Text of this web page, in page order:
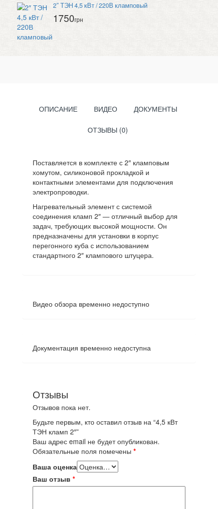
2″ ТЭН 4,5 кВт / 220В кламповый
1750грн
ОПИСАНИЕ ВИДЕО ДОКУМЕНТЫ
ОТЗЫВЫ (0)
Поставляется в комплекте с 2″ кламповым
хомутом, силиконовой прокладкой и
контактными элементами для подключения
электропроводки.
Нагревательный элемент с системой
соединения кламп 2″ — отличный выбор для
задач, требующих высокой мощности. Он
предназначены для установки в корпус
перегонного куба с использованием
стандартного 2″ клампового штуцера.
Видео обзора временно недоступно
Документация временно недоступна
Отзывы
Отзывов пока нет.
Будьте первым, кто оставил отзыв на “4,5 кВт
ТЭН кламп 2″”
Ваш адрес email не будет опубликован.
Обязательные поля помечены*
Ваша оценка
Ваш отзыв*